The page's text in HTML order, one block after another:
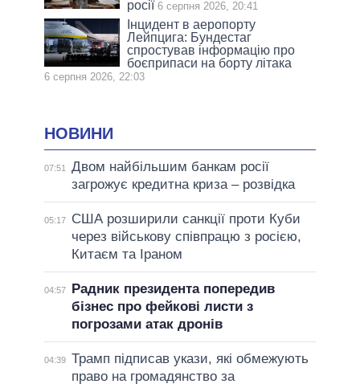
росії 6 серпня 2026, 20:41
Інцидент в аеропорту
Лейпцига: Бундестаг
спростував інформацію про
боєприпаси на борту літака
6 серпня 2026, 22:03
НОВИНИ
07:51
Двом найбільшим банкам росії
загрожує кредитна криза – розвідка
05:17
США розширили санкції проти Куби
через військову співпрацю з росією,
Китаєм та Іраном
04:57
Радник президента попередив
бізнес про фейкові листи з
погрозами атак дронів
04:39 Трамп підписав укази, які обмежують
право на громадянство за